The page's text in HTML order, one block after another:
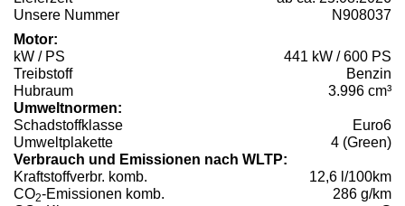
Unsere Nummer
N908037
Motor:
kW / PS
441 kW / 600 PS
Treibstoff
Benzin
Hubraum
3.996 cm³
Umweltnormen:
Schadstoffklasse
Euro6
Umweltplakette
4 (Green)
Verbrauch und Emissionen nach WLTP:
Kraftstoffverbr. komb.
12,6 l/100km
CO2-Emissionen komb.
286 g/km